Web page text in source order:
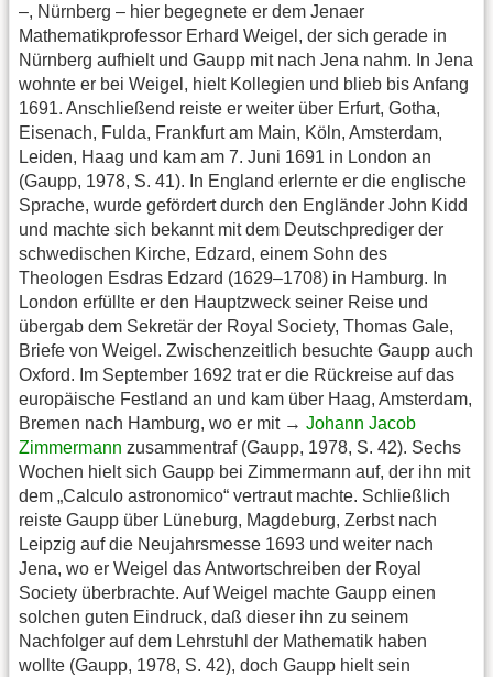
–, Nürnberg – hier begegnete er dem Jenaer
Mathematikprofessor Erhard Weigel, der sich gerade in
Nürnberg aufhielt und Gaupp mit nach Jena nahm. In Jena
wohnte er bei Weigel, hielt Kollegien und blieb bis Anfang
1691. Anschließend reiste er weiter über Erfurt, Gotha,
Eisenach, Fulda, Frankfurt am Main, Köln, Amsterdam,
Leiden, Haag und kam am 7. Juni 1691 in London an
(Gaupp, 1978, S. 41). In England erlernte er die englische
Sprache, wurde gefördert durch den Engländer John Kidd
und machte sich bekannt mit dem Deutschprediger der
schwedischen Kirche, Edzard, einem Sohn des
Theologen Esdras Edzard (1629–1708) in Hamburg. In
London erfüllte er den Hauptzweck seiner Reise und
übergab dem Sekretär der Royal Society, Thomas Gale,
Briefe von Weigel. Zwischenzeitlich besuchte Gaupp auch
Oxford. Im September 1692 trat er die Rückreise auf das
europäische Festland an und kam über Haag, Amsterdam,
Bremen nach Hamburg, wo er mit → Johann Jacob
Zimmermann zusammentraf (Gaupp, 1978, S. 42). Sechs
Wochen hielt sich Gaupp bei Zimmermann auf, der ihn mit
dem „Calculo astronomico“ vertraut machte. Schließlich
reiste Gaupp über Lüneburg, Magdeburg, Zerbst nach
Leipzig auf die Neujahrsmesse 1693 und weiter nach
Jena, wo er Weigel das Antwortschreiben der Royal
Society überbrachte. Auf Weigel machte Gaupp einen
solchen guten Eindruck, daß dieser ihn zu seinem
Nachfolger auf dem Lehrstuhl der Mathematik haben
wollte (Gaupp, 1978, S. 42), doch Gaupp hielt sein